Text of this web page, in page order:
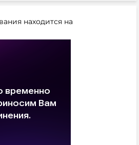
находится на